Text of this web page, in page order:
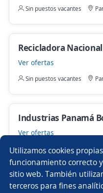
Utilizamos cookies
funcionamiento correcto
sitio web. También
terceros para fines
Sin puestos vacantes
Recicladora
Ver ofertas
Sin puestos vacantes
Industrias Panamá
Ver ofertas
Sin puestos vacantes